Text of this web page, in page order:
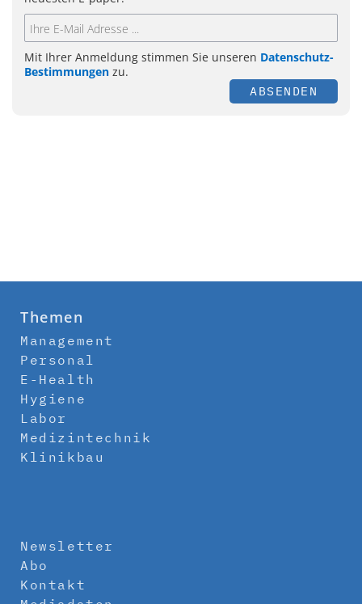
Mit Ihrer Anmeldung stimmen Sie unseren Datenschutz-
Bestimmungen zu.
ABSENDEN
Themen
Management
Personal
E-Health
Hygiene
Labor
Medizintechnik
Klinikbau
Newsletter
Abo
Kontakt